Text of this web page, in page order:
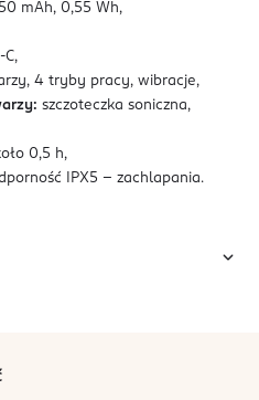
mAh, 0,55 Wh,
C,
4 tryby pracy, wibracje,
szczoteczka soniczna,
0,5 h,
IPX5 - zachlapania.